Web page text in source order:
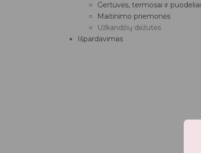
Gertuvės, termosai ir puodeliai
Maitinimo priemonės
Užkandžių dėžutės
Išpardavimas